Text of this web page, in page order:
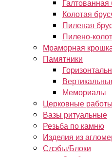
Галтованная
Колотая
Пиленая
Пилено-
Мраморная
Памятники
Мемориалы
Церковные работы
Вазы ритуальные
Резьба по камню
Изделия из
Слэбы/Блоки